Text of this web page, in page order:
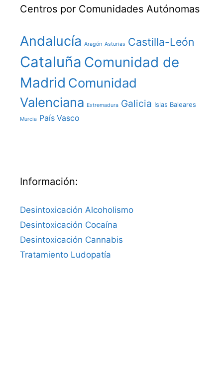
Centros por Comunidades Autónomas
Andalucía Aragón Asturias Castilla-León
Cataluña Comunidad de
Madrid Comunidad
Valenciana Extremadura Galicia Islas Baleares
Murcia País Vasco
Información:
Desintoxicación Alcoholismo
Desintoxicación Cocaína
Desintoxicación Cannabis
Tratamiento Ludopatía